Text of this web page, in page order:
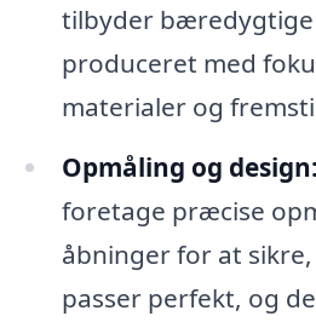
tilbyder
produceret med
materialer og
Opmåling og design:
foretage præcise
åbninger for at
passer perfekt, og